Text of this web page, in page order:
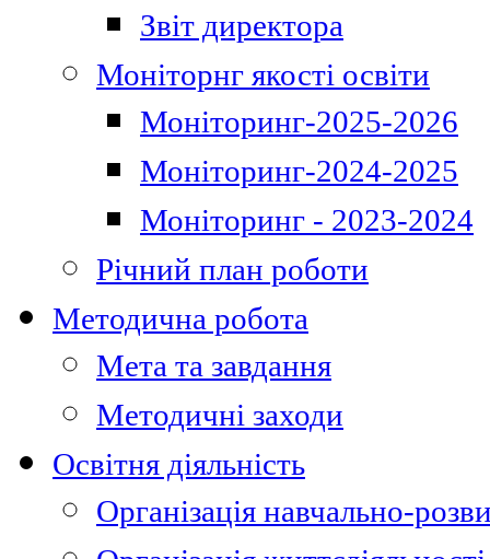
Звіт директора
Моніторнг якості освіти
Моніторинг-2025-2026
Моніторинг-2024-2025
Моніторинг - 2023-2024
Річний план роботи
Методична робота
Мета та завдання
Методичні заходи
Освітня діяльність
Організація навчально-